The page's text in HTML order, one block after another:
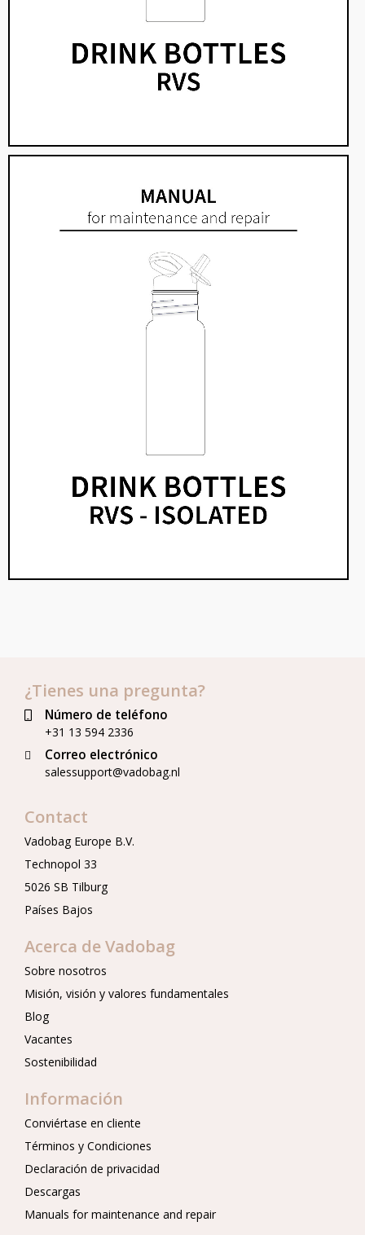
¿Tienes una pregunta?
Número de teléfono
+31 13 594 2336
Correo electrónico
salessupport@vadobag.nl
Contact
Vadobag Europe B.V.
Technopol 33
5026 SB Tilburg
Países Bajos
Acerca de Vadobag
Sobre nosotros
Misión, visión y valores fundamentales
Blog
Vacantes
Sostenibilidad
Información
Conviértase en cliente
Términos y Condiciones
Declaración de privacidad
Descargas
Manuals for maintenance and repair